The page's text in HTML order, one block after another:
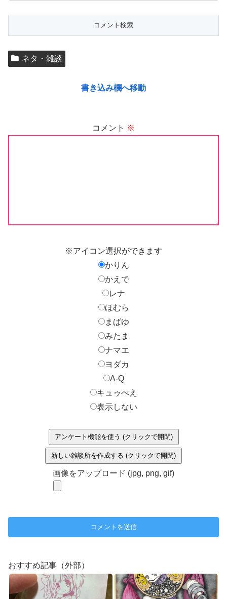
ネタ・雑談
書き込み欄へ移動
コメント ※
※アイコン選択ができます
かりん
かえで
レナ
ほむら
まばゆ
みたま
ナマエ
ヨダカ
A-Q
キュゥべえ
表示しない
アンケート機能を使う (クリックで開閉)
新しい雑談所を作成する (クリックで開閉)
画像をアップロード (jpg, png, gif)
おすすめ記事（外部）